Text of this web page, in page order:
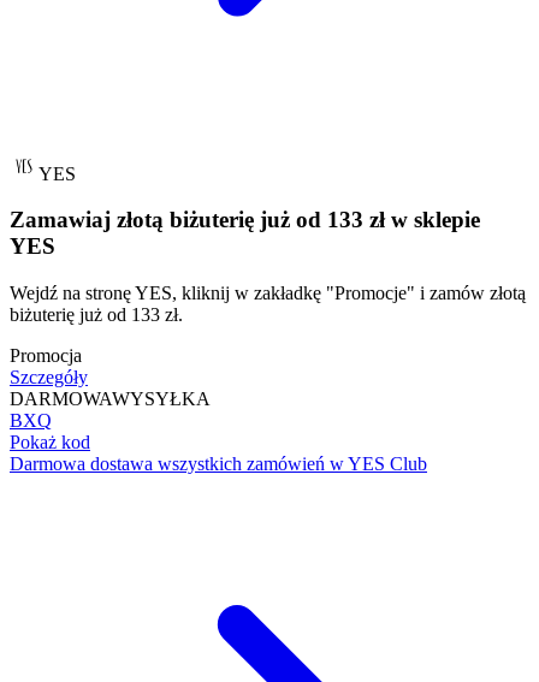
YES
Zamawiaj złotą biżuterię już od 133 zł w sklepie
YES
Wejdź na stronę YES, kliknij w zakładkę "Promocje" i zamów złotą
biżuterię już od 133 zł.
Promocja
Szczegóły
DARMOWAWYSYŁKA
BXQ
Pokaż kod
Darmowa dostawa wszystkich zamówień w YES Club